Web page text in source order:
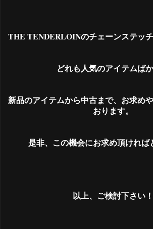
THE TENDERLOINのチェーンステッチ
どれも人気のアイテムばか
新品のアイテムから中古まで、お求め
おります。
是非、この機会にお求め頂ければ
以上、ご検討下さい！